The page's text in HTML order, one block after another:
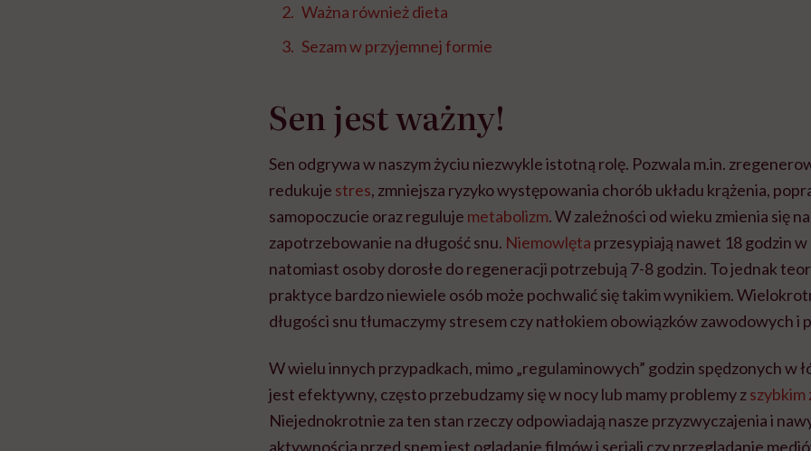
Ważna również dieta
Sezam w przyjemnej formie
Sen jest ważny!
Sen odgrywa w naszym życiu niezwykle istotną rolę. Pozwala m.in.
redukuje stres, zmniejsza ryzyko występowania chorób układu krążenia,
samopoczucie oraz reguluje metabolizm. W zależności od wieku zmienia się
zapotrzebowanie na długość snu. Niemowlęta przesypiają nawet 18 godzin w
natomiast osoby dorosłe do regeneracji potrzebują 7-8 godzin. To jednak
praktyce bardzo niewiele osób może pochwalić się takim wynikiem.
długości snu tłumaczymy stresem czy natłokiem obowiązków zawodowych i
W wielu innych przypadkach, mimo „regulaminowych” godzin spędzonych w
jest efektywny, często przebudzamy się w nocy lub mamy problemy zszybkim
Niejednokrotnie za ten stan rzeczy odpowiadają nasze przyzwyczajenia i
aktywnością przed snem jest oglądanie filmów i seriali czy przeglądanie